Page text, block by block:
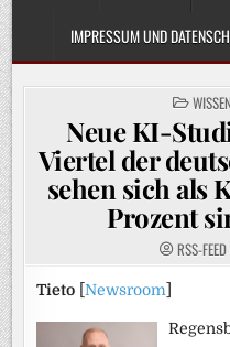
IMPRESSUM UND
POSTED
IN
Neue KI-
Viertel der
sehen sich als
Prozent
RSS-FEED
Tieto [Newsroom